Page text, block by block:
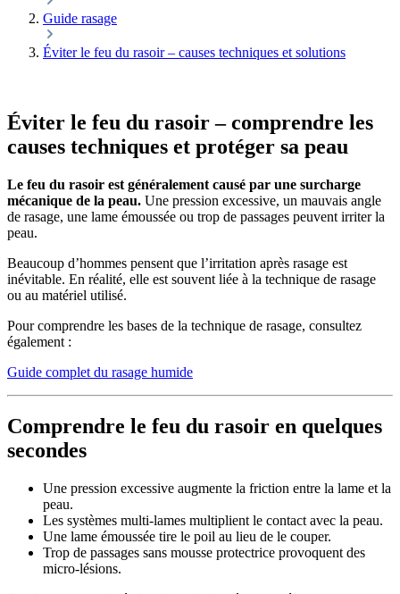
Guide rasage
Éviter le feu du rasoir – causes techniques et solutions
Éviter le feu du rasoir – comprendre les
causes techniques et protéger sa peau
Le feu du rasoir est généralement causé par une surcharge
mécanique de la peau. Une pression excessive, un mauvais angle
de rasage, une lame émoussée ou trop de passages peuvent irriter la
peau.
Beaucoup d’hommes pensent que l’irritation après rasage est
inévitable. En réalité, elle est souvent liée à la technique de rasage
ou au matériel utilisé.
Pour comprendre les bases de la technique de rasage, consultez
également :
Guide complet du rasage humide
Comprendre le feu du rasoir en quelques
secondes
Une pression excessive augmente la friction entre la lame et la
peau.
Les systèmes multi-lames multiplient le contact avec la peau.
Une lame émoussée tire le poil au lieu de le couper.
Trop de passages sans mousse protectrice provoquent des
micro-lésions.